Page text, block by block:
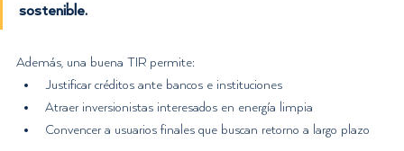
sostenible.
Además, una buena TIR permite:
Justificar créditos ante bancos e instituciones
Atraer inversionistas interesados en energía limpia
Convencer a usuarios finales que buscan retorno a largo plazo